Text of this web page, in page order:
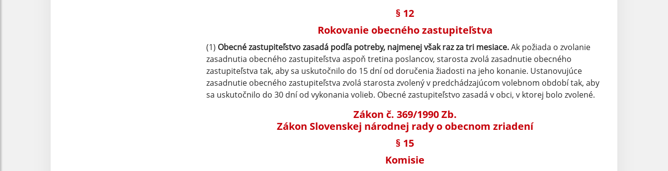
§ 12
Rokovanie obecného zastupiteľstva
(1) Obecné zastupiteľstvo zasadá podľa potreby, najmenej však raz za tri mesiace.Ak požiada o zvolanie
zasadnutia obecného zastupiteľstva aspoň tretina poslancov, starosta zvolá zasadnutie obecného
zastupiteľstva tak, aby sa uskutočnilo do 15 dní od doručenia žiadosti na jeho konanie. Ustanovujúce
zasadnutie obecného zastupiteľstva zvolá starosta zvolený v predchádzajúcom volebnom období tak, aby
sa uskutočnilo do 30 dní od vykonania volieb. Obecné zastupiteľstvo zasadá v obci, v ktorej bolo zvolené.
Zákon č. 369/1990 Zb.
Zákon Slovenskej národnej rady o obecnom zriadení
§ 15
Komisie